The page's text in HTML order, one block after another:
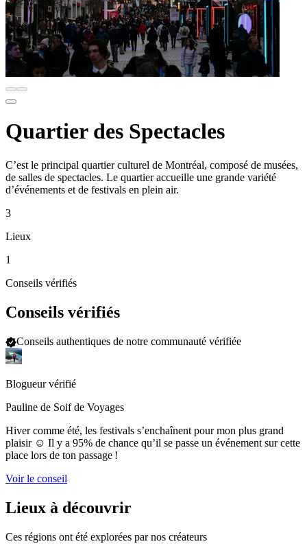
Quartier des Spectacles
C’est le principal quartier culturel de Montréal, composé de musées,
de salles de spectacles. Le quartier accueille une grande variété
d’événements et de festivals en plein air.
3
Lieux
1
Conseils vérifiés
Conseils vérifiés
Conseils authentiques de notre communauté vérifiée
Blogueur vérifié
Pauline de Soif de Voyages
Hiver comme été, les festivals s’enchaînent pour mon plus grand
plaisir ☺ Il y a 95% de chance qu’il se passe un événement sur cette
place lors de ton passage !
Voir le conseil
Lieux à découvrir
Ces régions ont été explorées par nos créateurs